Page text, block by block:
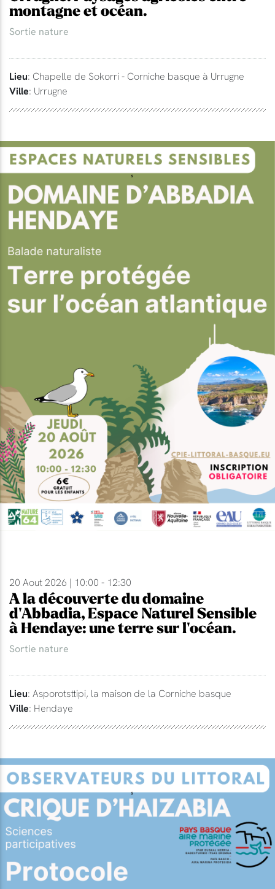
montagne et océan.
Sortie nature
Lieu: Chapelle de Sokorri - Corniche basque à Urrugne
Ville: Urrugne
20 Aout 2026 | 10:00 - 12:30
A la découverte du domaine
d'Abbadia, Espace Naturel Sensible
à Hendaye: une terre sur l'océan.
Sortie nature
Lieu: Asporotsttipi, la maison de la Corniche basque
Ville: Hendaye